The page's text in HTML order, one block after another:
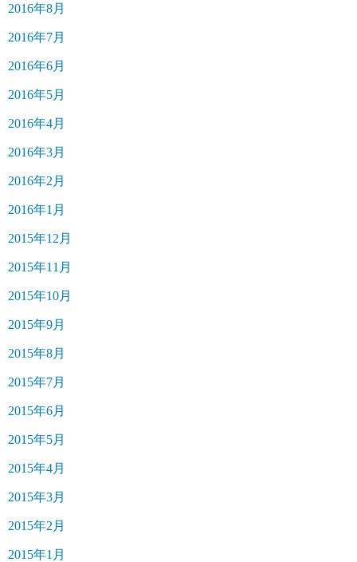
2016年8月
2016年7月
2016年6月
2016年5月
2016年4月
2016年3月
2016年2月
2016年1月
2015年12月
2015年11月
2015年10月
2015年9月
2015年8月
2015年7月
2015年6月
2015年5月
2015年4月
2015年3月
2015年2月
2015年1月